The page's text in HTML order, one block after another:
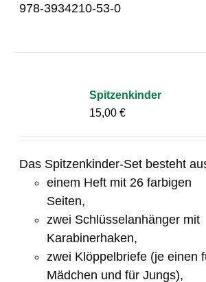
978-3934210-53-0
Spitzenkinder
15,00€
Das Spitzenkinder-Set besteht
einem Heft mit 26 farbigen
Seiten,
zwei Schlüsselanhänger mit
Karabinerhaken,
zwei Klöppelbriefe (je einen
Mädchen und für Jungs),